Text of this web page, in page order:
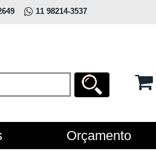
11 98214-3537
Orçamento